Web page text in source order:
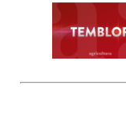
aisladas entre
Valparaíso y
Los Ríos